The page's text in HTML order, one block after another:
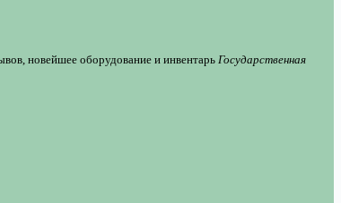
новейшее оборудование и инвентарь Государственная